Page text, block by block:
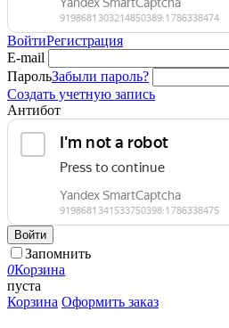
ВойтиРегистрация
E-mail
ПарольЗабыли пароль?
Создать учетную запись
Антибот
Войти
Запомнить
0Корзина
пуста
Корзина Оформить заказ